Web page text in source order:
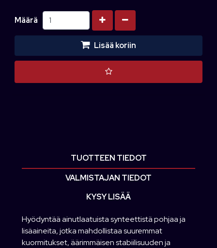
Määrä Kasvata määrää
Vähennä määrää
Lisää koriin
TUOTTEEN TIEDOT
VALMISTAJAN TIEDOT
KYSY LISÄÄ
Hyödyntää ainutlaatuista synteettistä pohjaa ja
lisäaineita, jotka mahdollistaa suuremmat
kuormitukset, äärimmäisen stabiilisuuden ja